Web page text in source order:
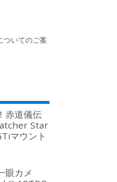
ついてのご案
赤道儀伝
Star
マウント
眼カメ